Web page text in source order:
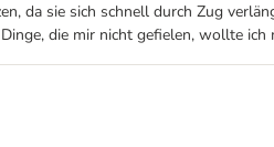
da sie sich schnell durch Zug
die mir nicht gefielen, wollte